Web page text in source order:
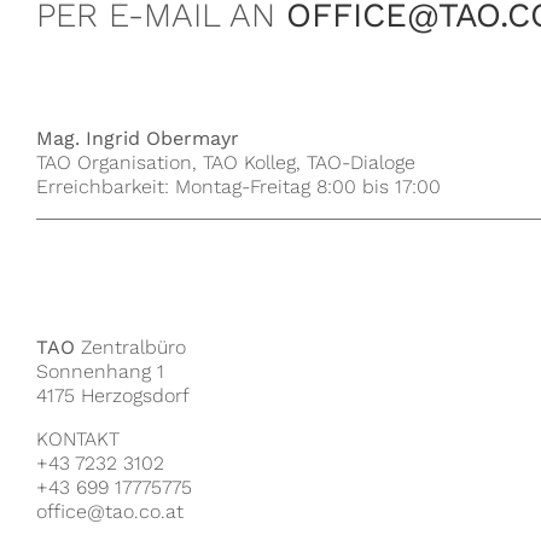
PER E-MAIL AN
Mag. Ingrid Obermayr
TAO Organisation, TAO Kolleg, TAO-Dialoge
Erreichbarkeit: Montag-Freitag 8:00 bis 17:00
TAO Zentralbüro
Sonnenhang 1
4175 Herzogsdorf
KONTAKT
+43 7232 3102
+43 699 17775775
office@tao.co.at